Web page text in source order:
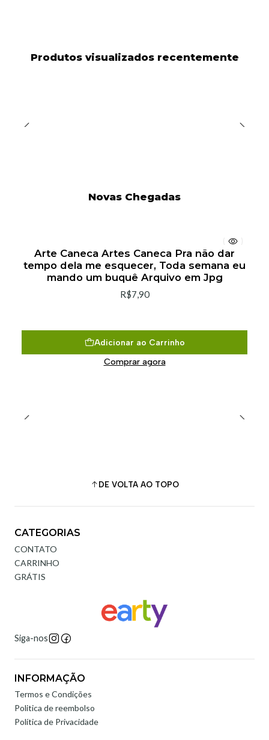
Produtos visualizados recentemente
Novas Chegadas
Arte Caneca Artes Caneca Pra não dar
tempo dela me esquecer, Toda semana eu
mando um buquê Arquivo em Jpg
R$7,90
Adicionar ao Carrinho
Comprar agora
DE VOLTA AO TOPO
CATEGORIAS
CONTATO
CARRINHO
GRÁTIS
Siga-nos
INFORMAÇÃO
Termos e Condições
Politica de reembolso
Política de Privacidade